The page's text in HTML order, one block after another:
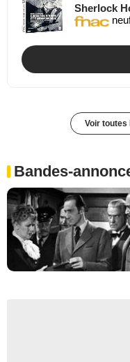
Sherlock
Voir toutes
Bandes-